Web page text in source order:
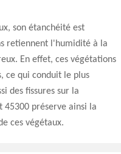
son étanchéité est
retiennent l'humidité à la
En effet, ces végétations
ce qui conduit le plus
des fissures sur la
préserve ainsi la
ces végétaux.